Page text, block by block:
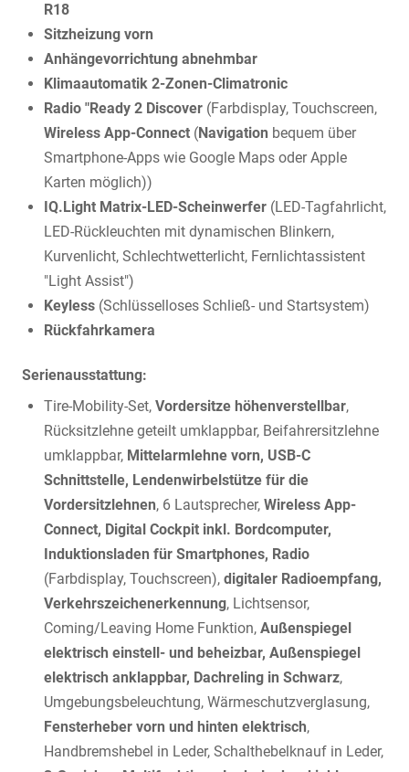
R18
Sitzheizung vorn
Anhängevorrichtung abnehmbar
Klimaautomatik 2-Zonen-Climatronic
Radio "Ready 2 Discover (Farbdisplay, Touchscreen,
Wireless App-Connect (Navigation bequem über
Smartphone-Apps wie Google Maps oder Apple
Karten möglich))
IQ.Light Matrix-LED-Scheinwerfer (LED-Tagfahrlicht,
LED-Rückleuchten mit dynamischen Blinkern,
Kurvenlicht, Schlechtwetterlicht, Fernlichtassistent
"Light Assist")
Keyless (Schlüsselloses Schließ- und Startsystem)
Rückfahrkamera
Serienausstattung:
Tire-Mobility-Set, Vordersitze höhenverstellbar,
Rücksitzlehne geteilt umklappbar, Beifahrersitzlehne
umklappbar, Mittelarmlehne vorn, USB-C
Schnittstelle, Lendenwirbelstütze für die
Vordersitzlehnen, 6 Lautsprecher, Wireless App-
Connect, Digital Cockpit inkl. Bordcomputer,
Induktionsladen für Smartphones, Radio
(Farbdisplay, Touchscreen), digitaler Radioempfang,
Verkehrszeichenerkennung, Lichtsensor,
Coming/Leaving Home Funktion, Außenspiegel
elektrisch einstell- und beheizbar, Außenspiegel
elektrisch anklappbar, Dachreling in Schwarz,
Umgebungsbeleuchtung, Wärmeschutzverglasung,
Fensterheber vorn und hinten elektrisch,
Handbremshebel in Leder, Schalthebelknauf in Leder,